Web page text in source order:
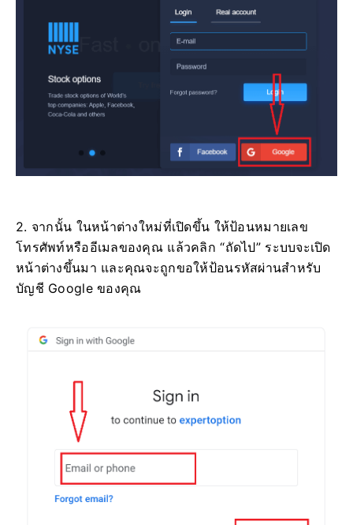
2. จากนั้น ในหน้าต่างใหม่ที่เปิดขึ้น ให้ป้อนหมายเลข
โทรศัพท์หรืออีเมลของคุณ แล้วคลิก “ถัดไป” ระบบจะเปิด
หน้าต่างขึ้นมา และคุณจะถูกขอให้ป้อนรหัสผ่านสำหรับ
บัญชี Google ของคุณ